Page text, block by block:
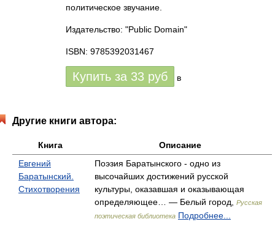
политическое звучание.
Издательство: "Public Domain"
ISBN: 9785392031467
Купить за 33 руб в
Другие книги автора:
Книга
Описание
Евгений
Баратынский.
Стихотворения
Поэзия Баратынского - одно из
высочайших достижений русской
культуры, оказавшая и оказывающая
определяющее… — Белый город,
Русская
поэтическая библиотека Подробнее...